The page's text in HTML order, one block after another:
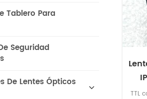
TTL
Tablero Para
Seguridad
De Lentes Ópticos